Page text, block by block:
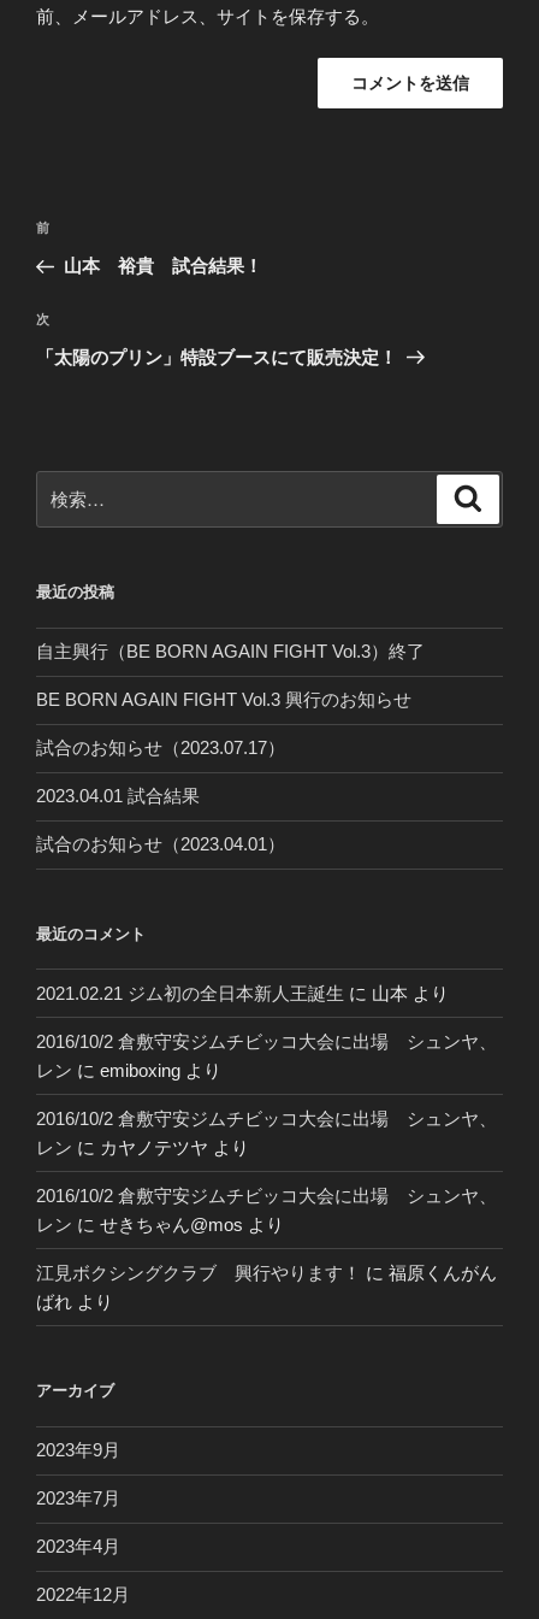
前、メールアドレス、サイトを保存する。
ナ
ビ
ゲ
ン
前
の
稿
前
山本 裕貴 試合結果！
次
の
次
「太陽のプリン」特設ブースにて販売決定！
索:
最近の投稿
自主興行（BE BORN AGAIN FIGHT Vol.3）終了
BE BORN AGAIN FIGHT Vol.3 興行のお知らせ
試合のお知らせ（2023.07.17）
2023.04.01 試合結果
試合のお知らせ（2023.04.01）
最近のコメント
2021.02.21 ジム初の全日本新人王誕生 に 山本 より
2016/10/2 倉敷守安ジムチビッコ大会に出場 シュンヤ、
レン に emiboxing より
2016/10/2 倉敷守安ジムチビッコ大会に出場 シュンヤ、
レン に カヤノテツヤ より
2016/10/2 倉敷守安ジムチビッコ大会に出場 シュンヤ、
レン に せきちゃん@mos より
江見ボクシングクラブ 興行やります！ に 福原くんがん
ばれ より
アーカイブ
2023年9月
2023年7月
2023年4月
2022年12月